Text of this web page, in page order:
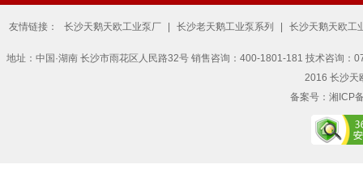
友情链接： 长沙天鹅天欧工业泵厂 长沙老天鹅工业泵系列 长沙天鹅天欧工
地址：中国·湖南 长沙市雨花区人民路32号 销售咨询：400-1801-181 技术咨询
2016 长沙天
备案号：湘ICP